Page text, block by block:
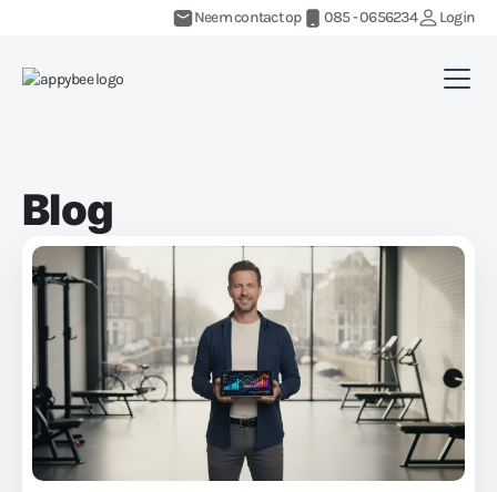
Neem contact op 085 - 0656234 Login
Blog